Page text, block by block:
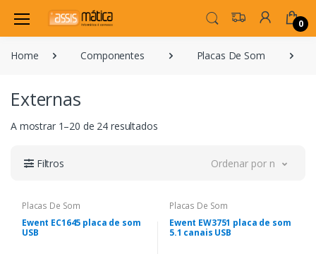
0
Home Componentes Placas De Som
Externas
A mostrar 1–20 de 24 resultados
Filtros Ordenar por novidade
Placas De Som
Ewent EC1645 placa de som
USB
Placas De Som
Ewent EW3751 placa de som
5.1 canais USB